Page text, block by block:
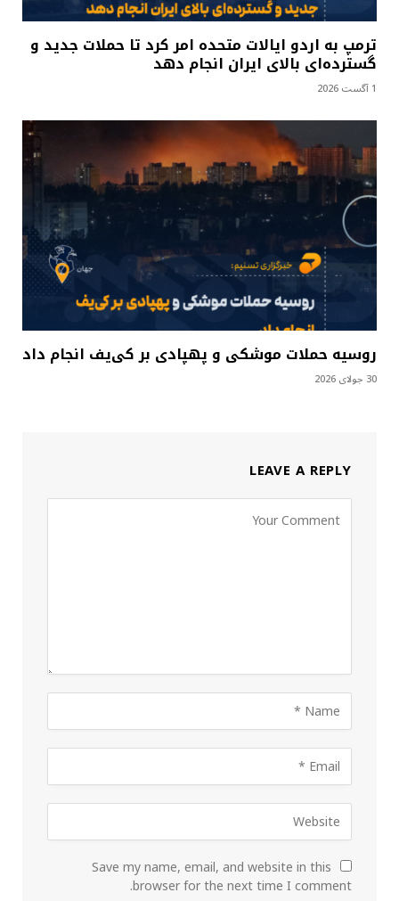
ترمپ به اردو ایالات متحده امر کرد تا حملات جدید و
گسترده‌ای بالای ایران انجام دهد
1 آگست 2026
روسیه حملات موشکی و پهپادی بر کی‌یف انجام داد
30 جولای 2026
LEAVE A REPLY
Save my name, email, and website in this
browser for the next time I comment.